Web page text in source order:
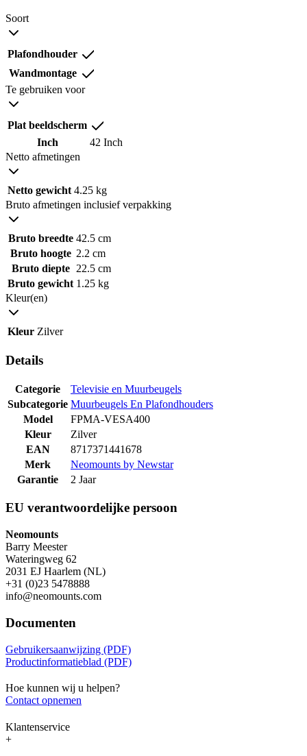
Soort
Plafondhouder
Wandmontage
Te gebruiken voor
Plat beeldscherm
Inch
42 Inch
Netto afmetingen
Netto gewicht 4.25 kg
Bruto afmetingen inclusief verpakking
Bruto breedte 42.5 cm
Bruto hoogte 2.2 cm
Bruto diepte
22.5 cm
Bruto gewicht 1.25 kg
Kleur(en)
Kleur Zilver
Details
Categorie
Televisie en Muurbeugels
Subcategorie Muurbeugels En Plafondhouders
Model
FPMA-VESA400
Kleur
Zilver
EAN
8717371441678
Merk
Neomounts by Newstar
Garantie
2 Jaar
EU verantwoordelijke persoon
Neomounts
Barry Meester
Wateringweg 62
2031 EJ Haarlem (NL)
+31 (0)23 5478888
info@neomounts.com
Documenten
Gebruikersaanwijzing (PDF)
Productinformatieblad (PDF)
Hoe kunnen wij u helpen?
Contact opnemen
Klantenservice
+